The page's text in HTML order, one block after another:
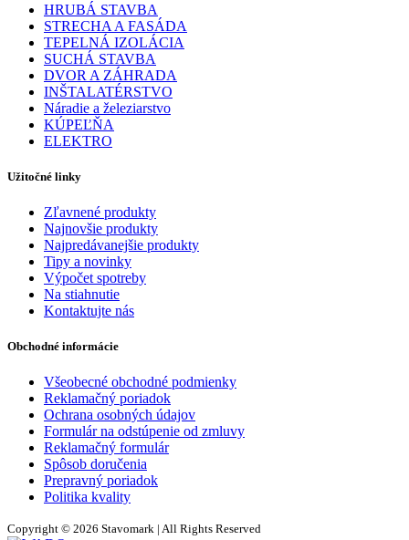
HRUBÁ STAVBA
STRECHA A FASÁDA
TEPELNÁ IZOLÁCIA
SUCHÁ STAVBA
DVOR A ZÁHRADA
INŠTALATÉRSTVO
Náradie a železiarstvo
KÚPEĽŇA
ELEKTRO
Užitočné linky
Zľavnené produkty
Najnovšie produkty
Najpredávanejšie produkty
Tipy a novinky
Výpočet spotreby
Na stiahnutie
Kontaktujte nás
Obchodné informácie
Všeobecné obchodné podmienky
Reklamačný poriadok
Ochrana osobných údajov
Formulár na odstúpenie od zmluvy
Reklamačný formulár
Spôsob doručenia
Prepravný poriadok
Politika kvality
Copyright © 2026 Stavomark | All Rights Reserved